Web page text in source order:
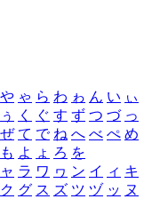
や ゃ ら わ ゎ ん い ぃ
ぅ く ぐ す ず つ づ っ
ぜ て で ね へ べ ぺ め
も よ ょ ろ を
ャ ラ ワ ヮ ン イ ィ キ
ク グ ス ズ ツ ヅ ッ ヌ